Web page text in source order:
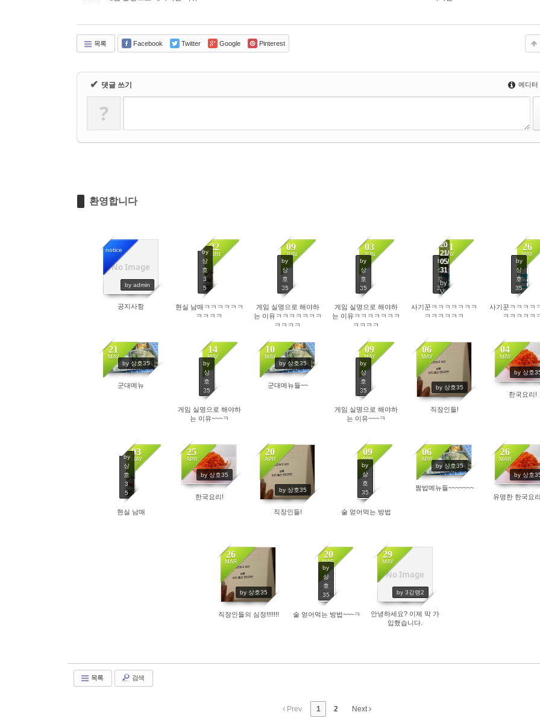
목록 Facebook Twitter Google Pinterest
✔ 댓글 쓰기 에디터
?
환영합니다
No Image
notice
by admin
9541
공지사항
22
JUN
by
상
호
3
5
현실 남매ㅋㅋㅋㅋㅋㅋ
ㅋㅋㅋㅋ
09
JUN
by
상
호
35
게임 실명으로 해야하
는 이유ㅋㅋㅋㅋㅋㅋㅋ
ㅋㅋㅋㅋ
03
JUN
by
상
호
35
게임 실명으로 해야하
는 이유ㅋㅋㅋㅋㅋㅋㅋ
ㅋㅋㅋㅋ
31
MAY
by
상
호
35
20
21/
05/
31
by상호35
Views
사기꾼ㅋㅋㅋㅋㅋㅋㅋ
ㅋㅋㅋㅋㅋㅋ
26
MAY
by
상
호
35
사기꾼ㅋㅋㅋㅋ
ㅋㅋㅋㅋㅋ
21
MAY
by 상호35
4177
군대메뉴
14
MAY
by
상
호
35
게임 실명으로 해야하
는 이유~~~ㅋ
10
MAY
by 상호35
4282
군대메뉴들~~
09
MAY
by
상
호
35
게임 실명으로 해야하
는 이유~~~ㅋ
06
MAY
by 상호35
7481
직장인들!
04
MAY
by 상호
4538
한국요리!
03
MAY
by
상
호
3
5
현실 남매
25
APR
by 상호35
4286
한국요리!
20
APR
by 상호35
4258
직장인들!
09
APR
by
상
호
35
4193
술 얻어먹는 방법
06
APR
by 상호35
4495
짬밥메뉴들~~~~~~~
26
MAR
by 상호
4820
유명한 한국요
26
MAR
by 상호35
4009
직장인들의 심정!!!!!!!
20
MAR
by
상
호
35
4450
술 얻어먹는 방법~~~ㅋ
No Image
29
MAY
by 3강랭2
5700
안녕하세요? 이제 막 가
입했습니다.
목록 검색
Prev 1 2 Next